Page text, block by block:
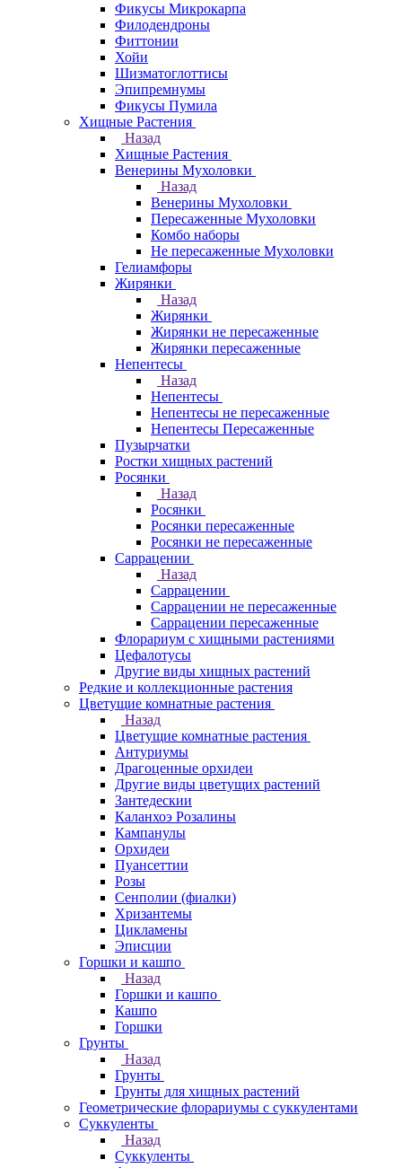
Фикусы Микрокарпа
Филодендроны
Фиттонии
Хойи
Шизматоглоттисы
Эпипремнумы
Фикусы Пумила
Хищные Растения
Назад
Хищные Растения
Венерины Мухоловки
Назад
Венерины Мухоловки
Пересаженные Мухоловки
Комбо наборы
Не пересаженные Мухоловки
Гелиамфоры
Жирянки
Назад
Жирянки
Жирянки не пересаженные
Жирянки пересаженные
Непентесы
Назад
Непентесы
Непентесы не пересаженные
Непентесы Пересаженные
Пузырчатки
Ростки хищных растений
Росянки
Назад
Росянки
Росянки пересаженные
Росянки не пересаженные
Саррацении
Назад
Саррацении
Саррацении не пересаженные
Саррацении пересаженные
Флорариум с хищными растениями
Цефалотусы
Другие виды хищных растений
Редкие и коллекционные растения
Цветущие комнатные растения
Назад
Цветущие комнатные растения
Антуриумы
Драгоценные орхидеи
Другие виды цветущих растений
Зантедескии
Каланхоэ Розалины
Кампанулы
Орхидеи
Пуансеттии
Розы
Сенполии (фиалки)
Хризантемы
Цикламены
Эписции
Горшки и кашпо
Назад
Горшки и кашпо
Кашпо
Горшки
Грунты
Назад
Грунты
Грунты для хищных растений
Геометрические флорариумы с суккулентами
Суккуленты
Назад
Суккуленты